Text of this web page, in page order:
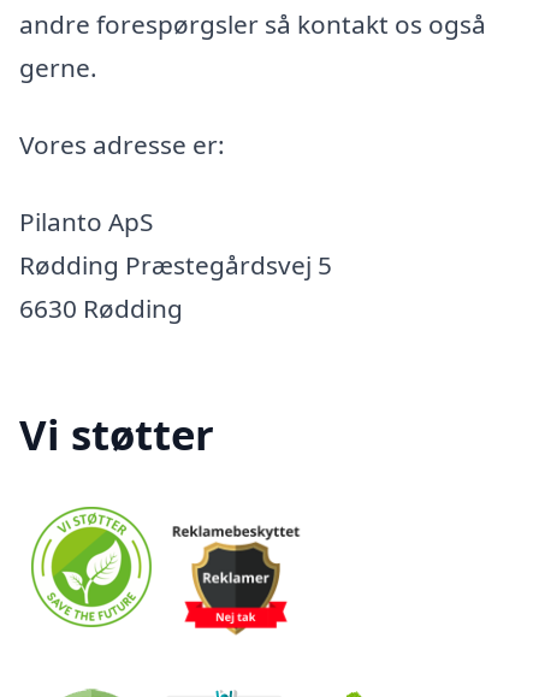
andre forespørgsler så kontakt os også
gerne.
Vores adresse er:
Pilanto ApS
Rødding Præstegårdsvej 5
6630 Rødding
Vi støtter